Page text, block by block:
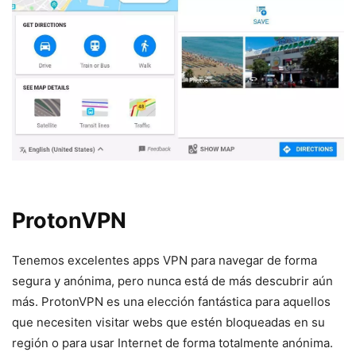
ProtonVPN
Tenemos excelentes apps VPN para navegar de forma
segura y anónima, pero nunca está de más descubrir aún
más. ProtonVPN es una elección fantástica para aquellos
que necesiten visitar webs que estén bloqueadas en su
región o para usar Internet de forma totalmente anónima.